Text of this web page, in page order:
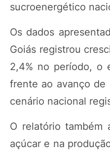
sucroenergético
Os dados
Goiás registrou
2,4% no período, o
frente ao avanço de
cenário nacional
O relatório também
açúcar e na